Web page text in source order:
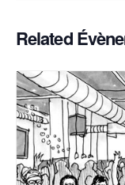
Related